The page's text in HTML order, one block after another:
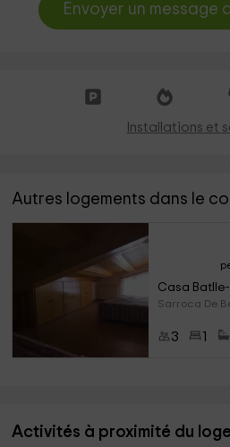
Envoyer un message
Installations et
Autres logements dans le
Casa
Sarroca De
3
Activités à proximité du